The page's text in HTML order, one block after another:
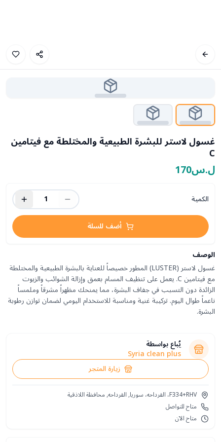
غسول لاستر للبشرة الطبيعية والمختلطة مع فيتامين
C
ل.س170
الكمية
1
أضف للسلة
الوصف
غسول لاستر (LUSTER) المطور خصيصاً للعناية بالبشرة الطبيعية والمختلطة
مع فيتامين C. يعمل على تنظيف المسام بعمق وإزالة الشوائب والزيوت
الزائدة دون التسبب في جفاف البشرة، مما يمنحك مظهراً مشرقاً وملمساً
ناعماً طوال اليوم. تركيبة غنية ومناسبة للاستخدام اليومي لضمان توازن رطوبة
البشرة.
يُباع بواسطة
Syria clean plus
زيارة المتجر
F334+RHV، القرداحه، سوريا, القرداحه, محافظة اللاذقية
متاح للتواصل
متاح الآن